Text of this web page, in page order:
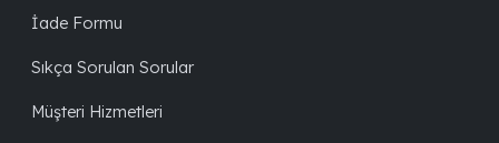
İade Formu
Sıkça Sorulan Sorular
Müşteri Hizmetleri